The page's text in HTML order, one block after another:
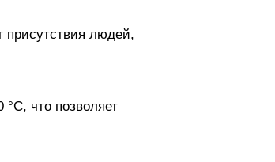
присутствия людей,
что позволяет